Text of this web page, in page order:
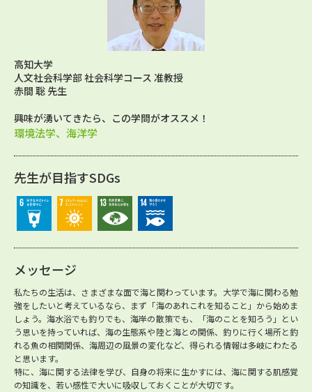
高知大学
人文社会科学部 社会科学コース 准教授
赤間 聡 先生
興味が湧いてきたら、この学問がオススメ！
環境法学、海洋学
先生が目指すSDGs
メッセージ
私たちの生活は、さまざまな面で海と関わっています。大学で海に関わる勉
強をしたいと考えているなら、まず「海のあれこれを知ること」から始めま
しょう。海水浴でも釣りでも、海岸の散策でも、「海のことを知ろう」とい
う思いを持っていれば、海の生態系や陸と海との関係、釣りに行く場所と釣
れる魚の相関関係、海周辺の風景の変化など、得られる情報は多岐にわたる
と思います。
特に、海に関する法律を学び、自身の将来に生かすには、海に関する肌感覚
の知識を、若い感性で大いに吸収しておくことが大切です。